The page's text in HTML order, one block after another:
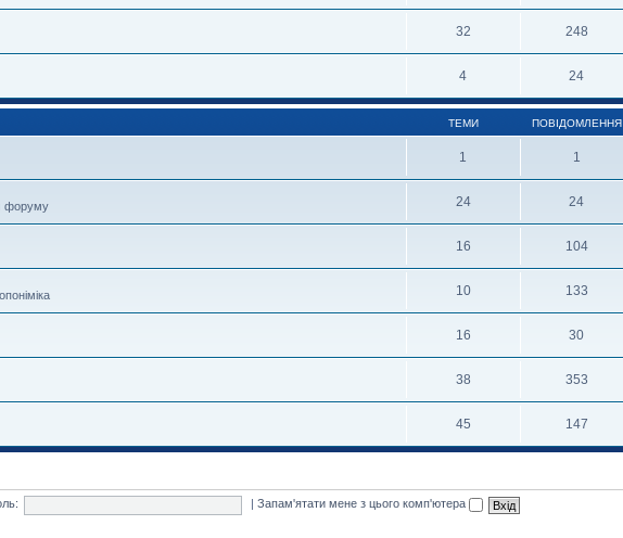
32 248
4 24
ТЕМИ ПОВІДОМЛЕННЯ
1 1
форуму 24 24
16 104
10 133
16 30
38 353
45 147
|Запам'ятати мене з цього комп'ютера